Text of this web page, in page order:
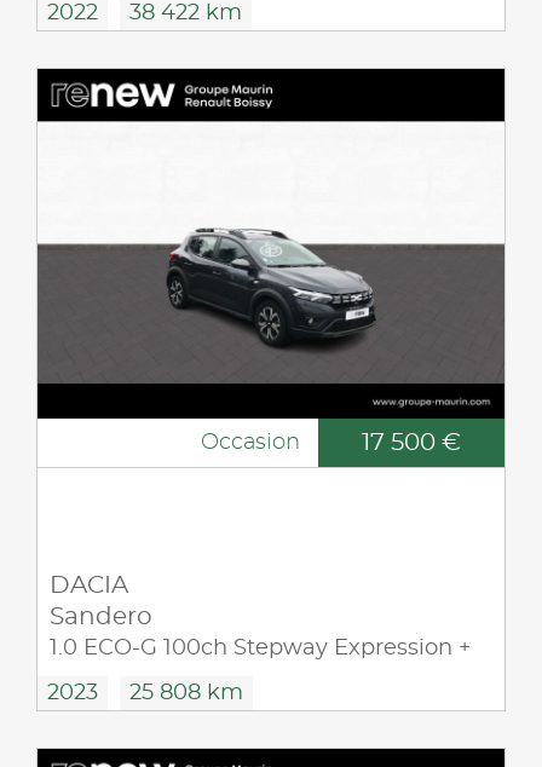
2022 38 422 km
Occasion 17 500 €
DACIA
Sandero
1.0 ECO-G 100ch Stepway Expression +
2023 25 808 km